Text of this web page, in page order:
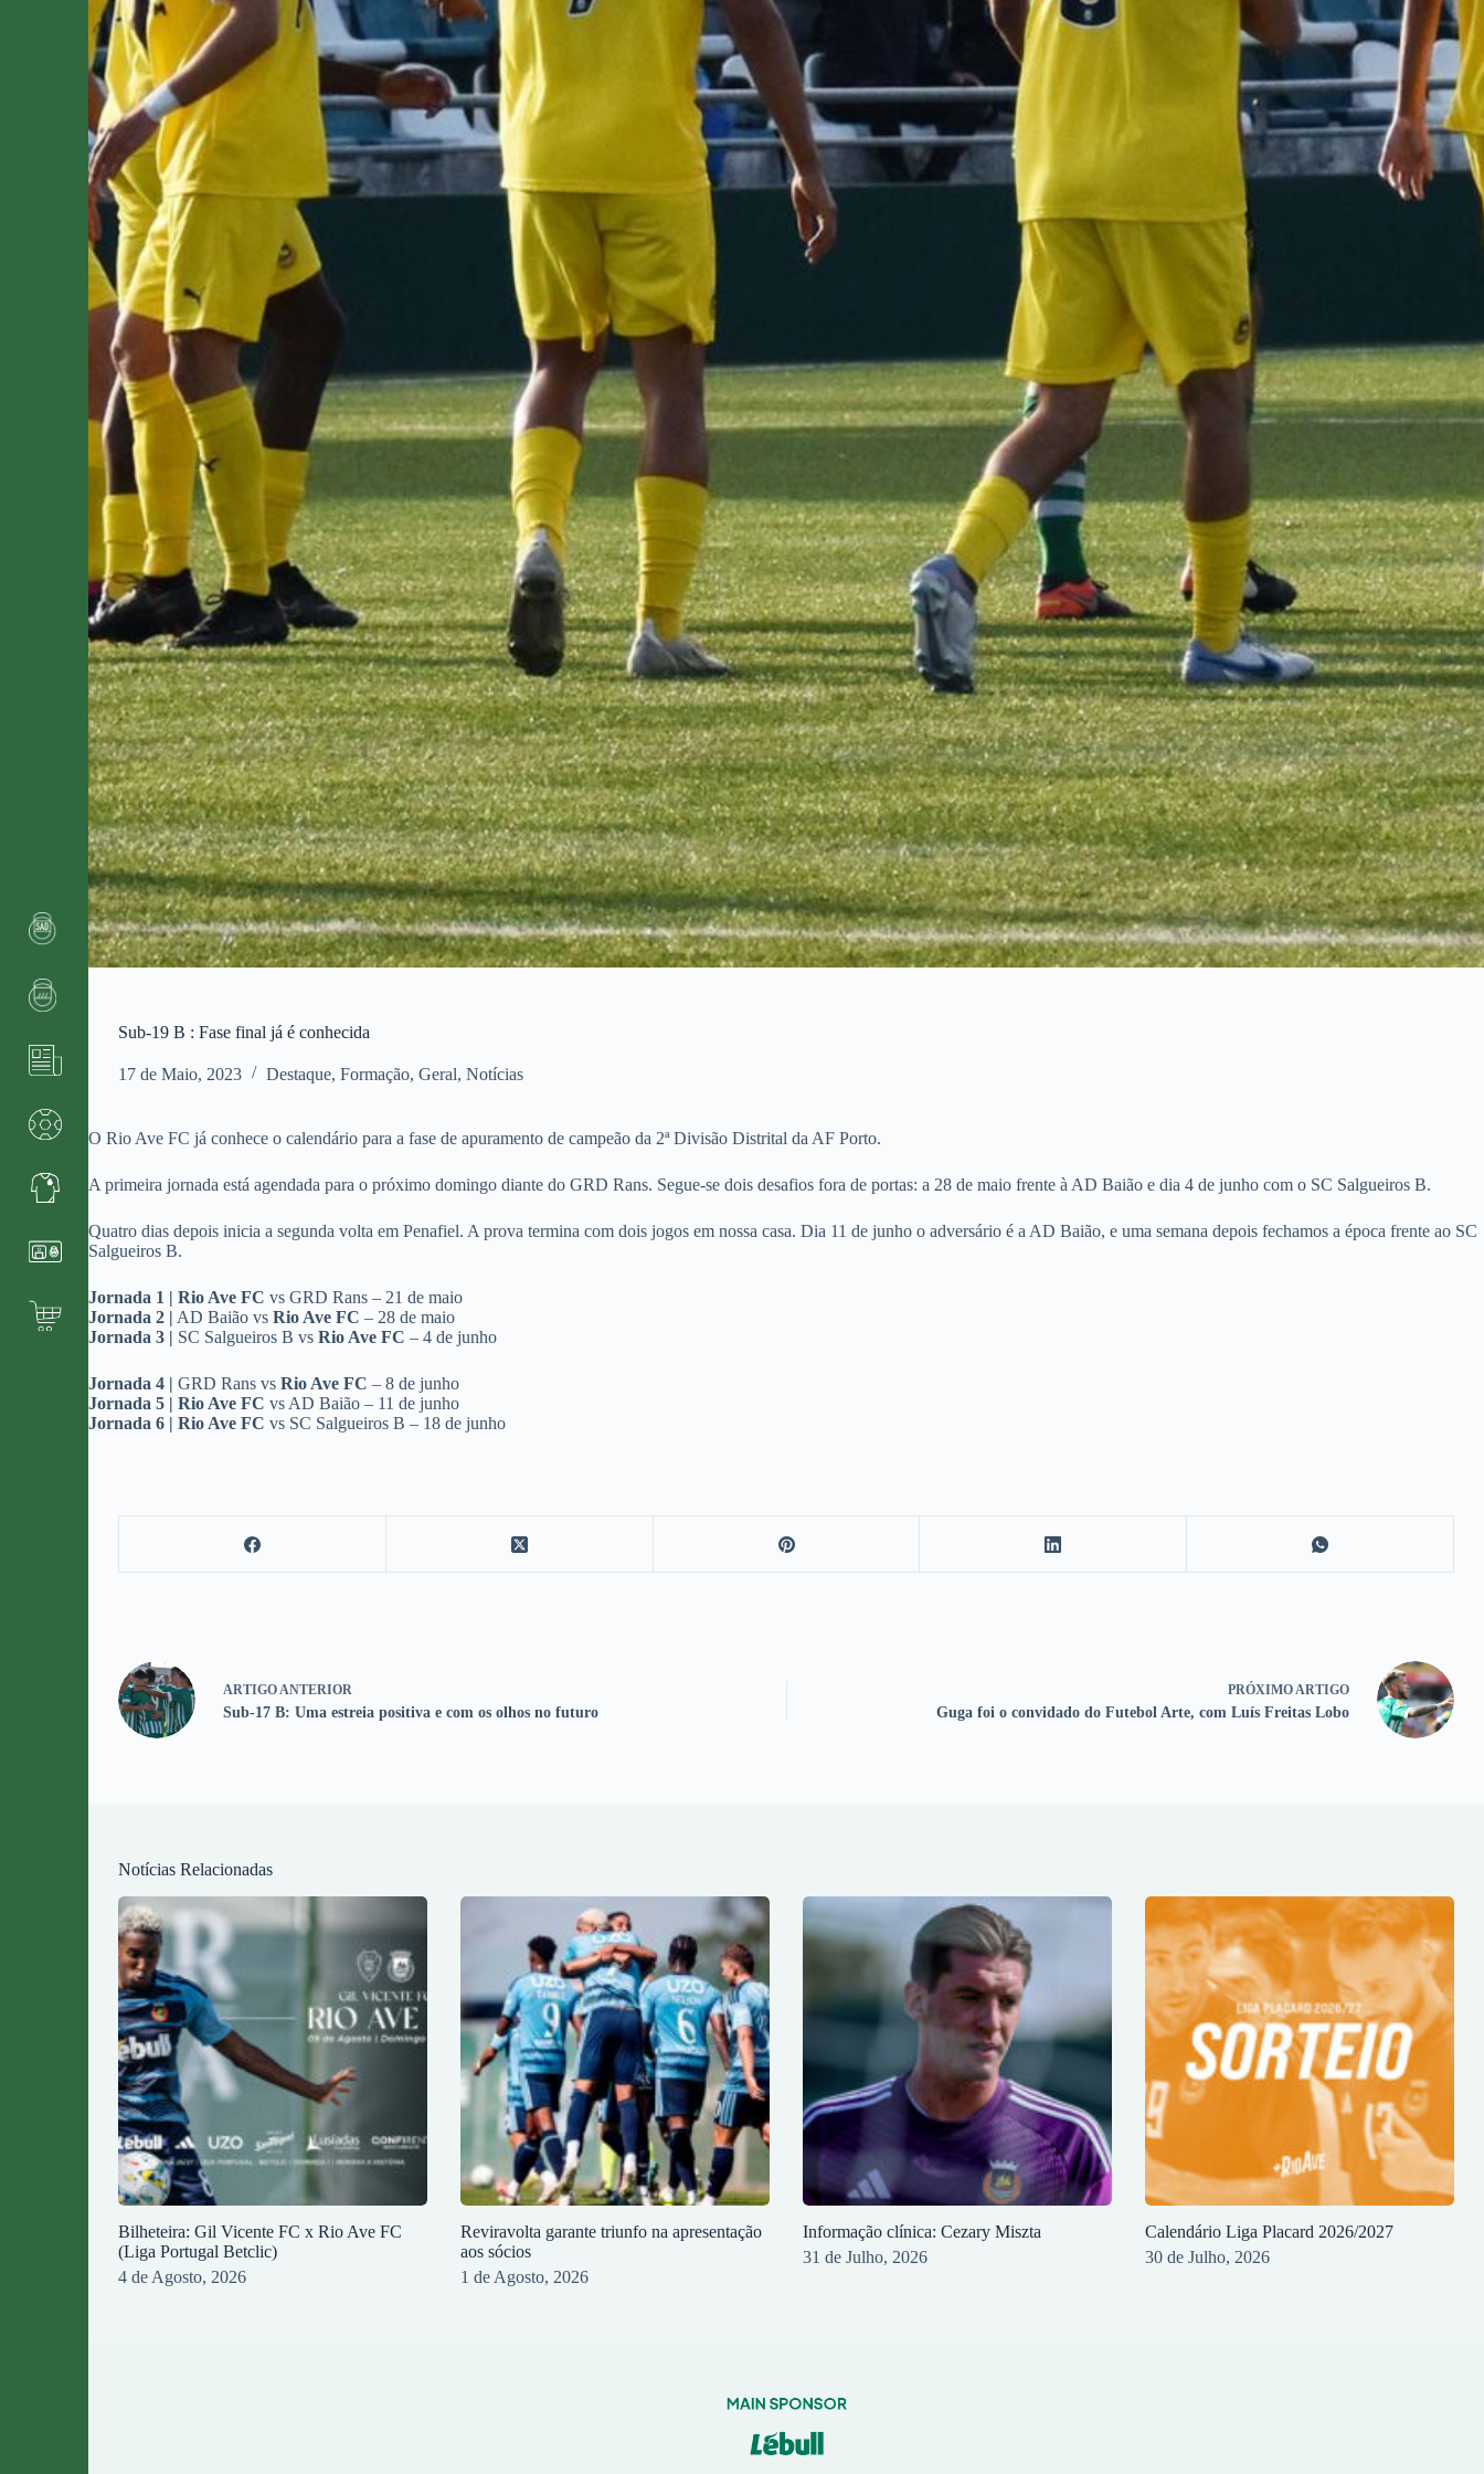
Sub-19 B : Fase final já é conhecida
17 de Maio, 2023 Destaque,Formação,Geral,Notícias
O Rio Ave FC já conhece o calendário para a fase de apuramento de campeão da 2ª Divisão Distrital da AF Porto.
A primeira jornada está agendada para o próximo domingo diante do GRD Rans. Segue-se dois desafios fora de portas: a 28 de maio frente à AD Baião e dia 4 de junho com o SC Salgueiros B.
Quatro dias depois inicia a segunda volta em Penafiel. A prova termina com dois jogos em nossa casa. Dia 11 de junho o adversário é a AD Baião, e uma semana depois fechamos a época frente ao SC
Salgueiros B.
Jornada 1 | Rio Ave FC vs GRD Rans – 21 de maio
Jornada 2 | AD Baião vs Rio Ave FC – 28 de maio
Jornada 3 | SC Salgueiros B vs Rio Ave FC – 4 de junho
Jornada 4 | GRD Rans vs Rio Ave FC – 8 de junho
Jornada 5 | Rio Ave FC vs AD Baião – 11 de junho
Jornada 6 | Rio Ave FC vs SC Salgueiros B – 18 de junho
ARTIGO ANTERIOR
Sub-17 B: Uma estreia positiva e com os olhos no futuro
PRÓXIMO ARTIGO
Guga foi o convidado do Futebol Arte, com Luís Freitas Lobo
Notícias Relacionadas
Bilheteira: Gil Vicente FC x Rio Ave FC
(Liga Portugal Betclic)
4 de Agosto, 2026
Reviravolta garante triunfo na apresentação
aos sócios
1 de Agosto, 2026
Informação clínica: Cezary Miszta
31 de Julho, 2026
Calendário Liga Placard 2026/2027
30 de Julho, 2026